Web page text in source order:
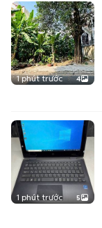
1 phút trước 4
1 phút trước 5